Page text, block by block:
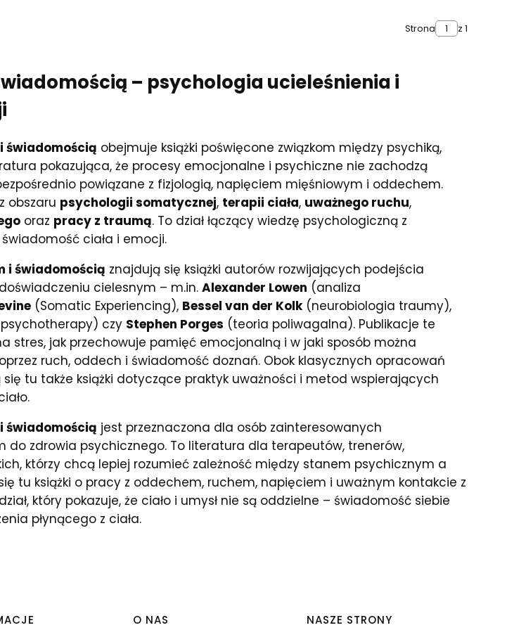
Strona z 1
– psychologia ucieleśnienia i
świadomością obejmuje książki poświęcone związkom między psychiką,
pokazująca, że procesy emocjonalne i psychiczne nie zachodzą
powiązane z fizjologią, napięciem mięśniowym i oddechem.
obszaru psychologii somatycznej, terapii ciała, uważnego ruchu,
oraz pracy z traumą. To dział łączący wiedzę psychologiczną z
ciała i emocji.
i świadomością znajdują się książki autorów rozwijających podejścia
cielesnym – m.in. Alexander Lowen (analiza
(Somatic Experiencing), Bessel van der Kolk(neurobiologia traumy),
czy Stephen Porges (teoria poliwagalna). Publikacje te
stres, jak przechowuje pamięć emocjonalną i w jaki sposób można
ruch, oddech i świadomość doznań. Obok klasycznych opracowań
tu także książki dotyczące praktyk uważności i metod wspierających
świadomością jest przeznaczona dla osób zainteresowanych
zdrowia psychicznego. To literatura dla terapeutów, trenerów,
którzy chcą lepiej rozumieć zależność między stanem psychicznym a
tu książki o pracy z oddechem, ruchem, napięciem i uważnym kontakcie z
który pokazuje, że ciało i umysł nie są oddzielne – świadomość siebie
płynącego z ciała.
O NAS NASZE STRONY